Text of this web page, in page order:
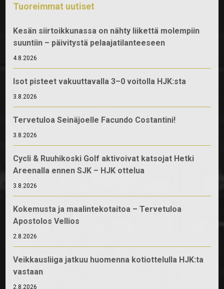
Tuoreimmat uutiset
Kesän siirtoikkunassa on nähty liikettä molempiin
suuntiin – päivitystä pelaajatilanteeseen
4.8.2026
Isot pisteet vakuuttavalla 3–0 voitolla HJK:sta
3.8.2026
Tervetuloa Seinäjoelle Facundo Costantini!
3.8.2026
Cycli & Ruuhikoski Golf aktivoivat katsojat Hetki
Areenalla ennen SJK – HJK ottelua
3.8.2026
Kokemusta ja maalintekotaitoa – Tervetuloa
Apostolos Vellios
2.8.2026
Veikkausliiga jatkuu huomenna kotiottelulla HJK:ta
vastaan
2.8.2026